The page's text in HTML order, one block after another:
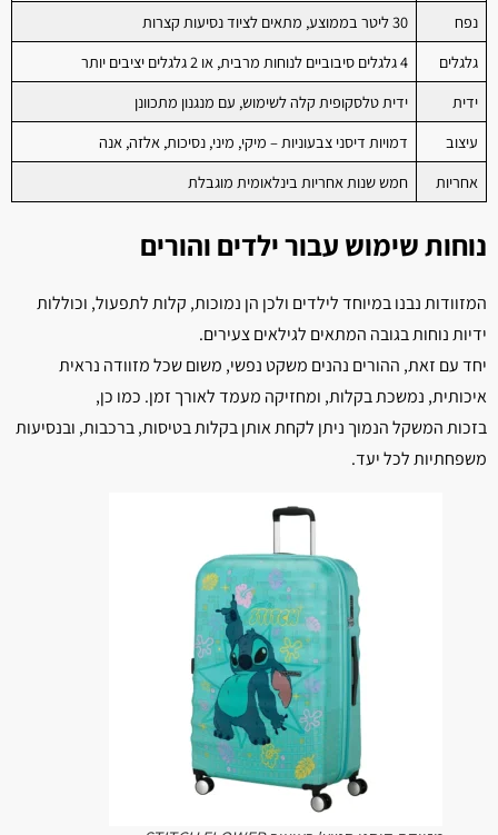
נפח
30 ליטר בממוצע, מתאים לציוד נסיעות קצרות
גלגלים
4 גלגלים סיבוביים לנוחות מרבית, או 2 גלגלים יציבים יותר
ידית
ידית טלסקופית קלה לשימוש, עם מנגנון מתכוונן
עיצוב
דמויות דיסני צבעוניות – מיקי, מיני, נסיכות, אלזה, אנה
אחריות
חמש שנות אחריות בינלאומית מוגבלת
נוחות שימוש עבור ילדים והורים
המזוודות נבנו במיוחד לילדים ולכן הן נמוכות, קלות לתפעול, וכוללות
ידיות נוחות בגובה המתאים לגילאים צעירים.
יחד עם זאת, ההורים נהנים משקט נפשי, משום שכל מזוודה נראית
איכותית, נמשכת בקלות, ומחזיקה מעמד לאורך זמן. כמו כן,
בזכות המשקל הנמוך ניתן לקחת אותן בקלות בטיסות, ברכבות, ובנסיעות
משפחתיות לכל יעד.